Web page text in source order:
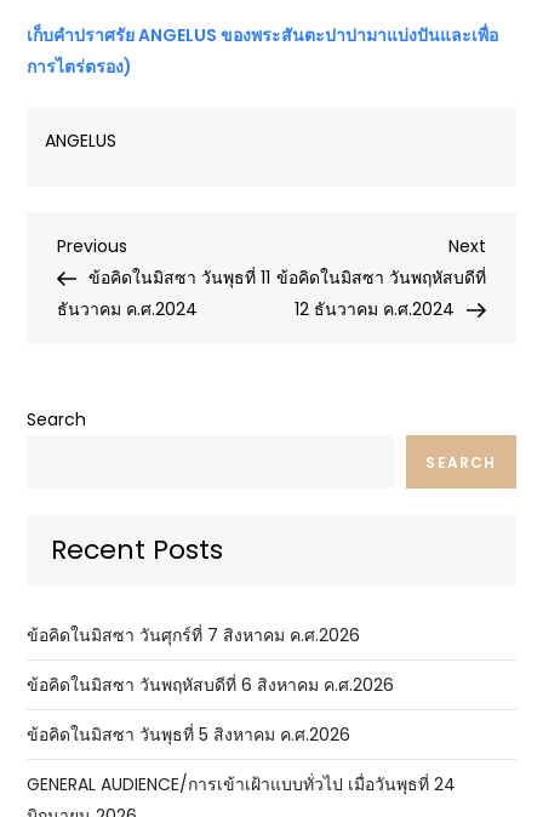
เก็บคำปราศรัยANGELUS ของพระสันตะปาปามาแบ่งปันและเพื่อ
การไตร่ตรอง)
ANGELUS
Post
navigation
Previous
Post
Previous
ข้อคิดในมิสซา วันพุธที่ 11
ธันวาคม ค.ศ.2024
Next
Post
Next
ข้อคิดในมิสซา วันพฤหัสบดีที่
12 ธันวาคม ค.ศ.2024
Search
SEARCH
Recent Posts
ข้อคิดในมิสซา วันศุกร์ที่ 7 สิงหาคม ค.ศ.2026
ข้อคิดในมิสซา วันพฤหัสบดีที่ 6 สิงหาคม ค.ศ.2026
ข้อคิดในมิสซา วันพุธที่ 5 สิงหาคม ค.ศ.2026
GENERAL AUDIENCE/การเข้าเฝ้าแบบทั่วไป เมื่อวันพุธที่ 24